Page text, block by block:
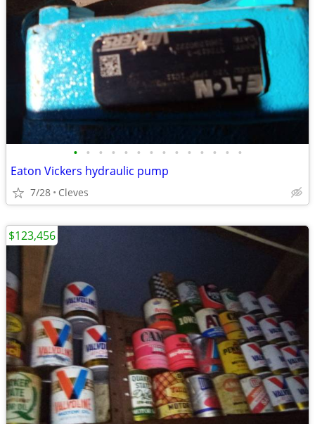
• • • • • • • • • • • • • •
Eaton Vickers hydraulic pump
7/28 Cleves
$123,456